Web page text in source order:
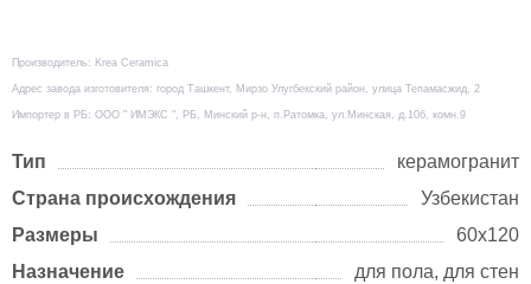
Производитель: Krea Ceramica
Адрес завода изготовителя: город Ташкент, Мирзо Улугбекский район, улица Тепамасжид, 2
Импортер в РБ: ООО " ИМЭКС ", РБ, Минский р-н, п.Ратомка, ул.Минская, д.10б, комн.9
Тип
керамогранит
Страна происхождения
Узбекистан
Размеры
60х120
Назначение
для пола, для стен